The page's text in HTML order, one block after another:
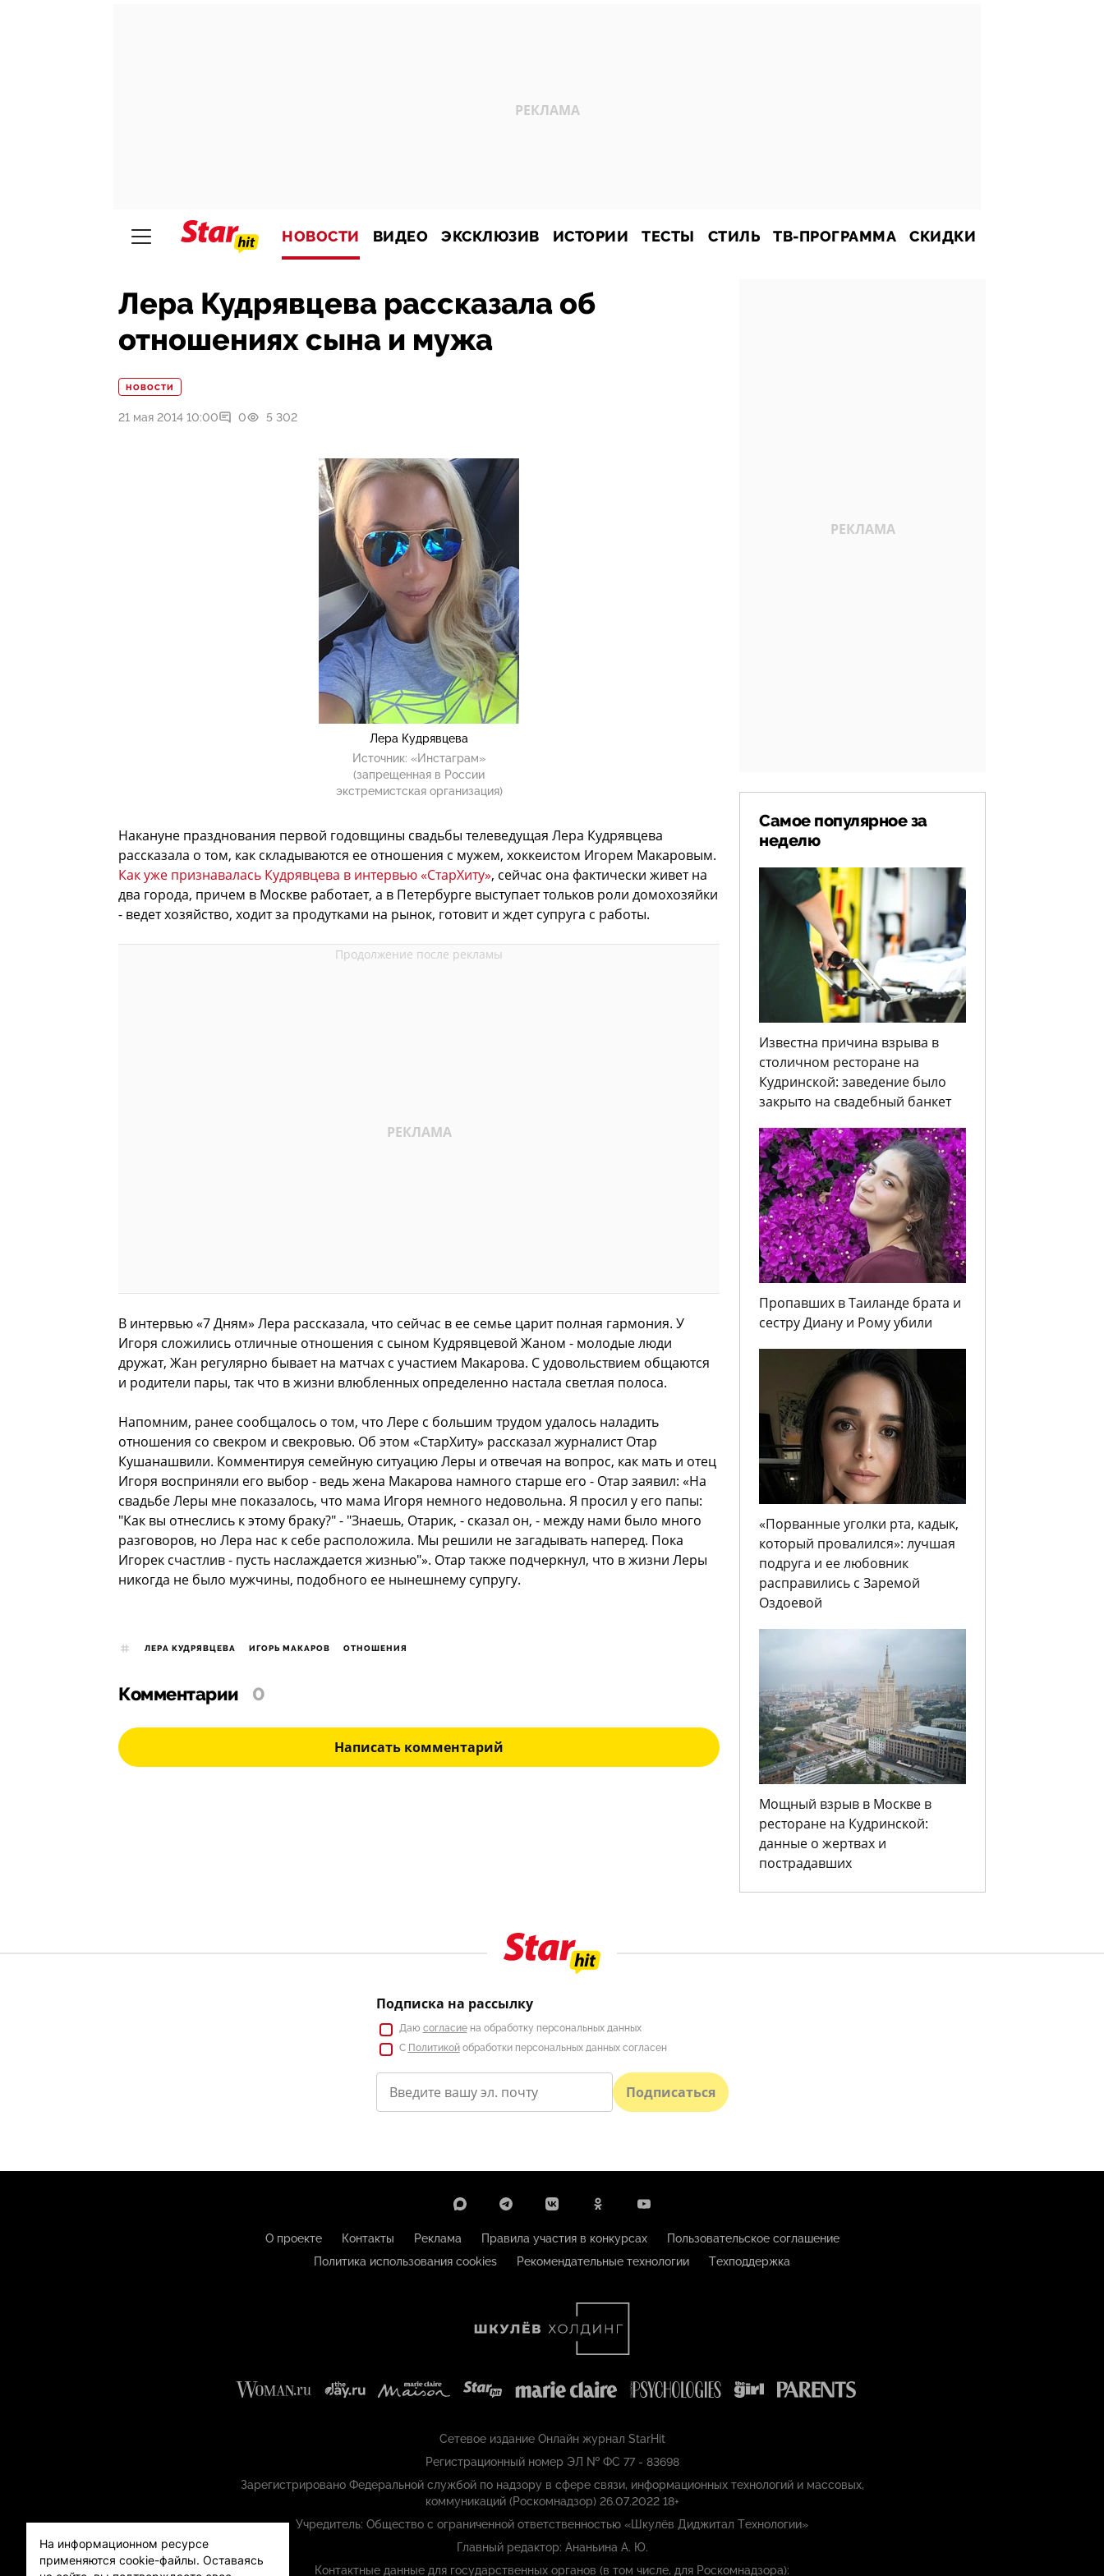
НОВОСТИ ВИДЕО ЭКСКЛЮЗИВ ИСТОРИИ ТЕСТЫ СТИЛЬ ТВ-ПРОГРАММА СКИДКИ
Лера Кудрявцева рассказала об
отношениях сына и мужа
НОВОСТИ
21 мая 2014 10:00 0 5 302
Лера Кудрявцева
Источник: «Инстаграм»
(запрещенная в России
экстремистская организация)
Накануне празднования первой годовщины свадьбы телеведущая Лера Кудрявцева
рассказала о том, как складываются ее отношения с мужем, хоккеистом Игорем Макаровым.
Как уже признавалась Кудрявцева в интервью «СтарХиту», сейчас она фактически живет на
два города, причем в Москве работает, а в Петербурге выступает тольков роли домохозяйки
- ведет хозяйство, ходит за продутками на рынок, готовит и ждет супруга с работы.
В интервью «7 Дням» Лера рассказала, что сейчас в ее семье царит полная гармония. У
Игоря сложились отличные отношения с сыном Кудрявцевой Жаном - молодые люди
дружат, Жан регулярно бывает на матчах с участием Макарова. С удовольствием общаются
и родители пары, так что в жизни влюбленных определенно настала светлая полоса.
Напомним, ранее сообщалось о том, что Лере с большим трудом удалось наладить
отношения со свекром и свекровью. Об этом «СтарХиту» рассказал журналист Отар
Кушанашвили. Комментируя семейную ситуацию Леры и отвечая на вопрос, как мать и отец
Игоря восприняли его выбор - ведь жена Макарова намного старше его - Отар заявил: «На
свадьбе Леры мне показалось, что мама Игоря немного недовольна. Я просил у его папы:
"Как вы отнеслись к этому браку?" - "Знаешь, Отарик, - сказал он, - между нами было много
разговоров, но Лера нас к себе расположила. Мы решили не загадывать наперед. Пока
Игорек счастлив - пусть наслаждается жизнью"». Отар также подчеркнул, что в жизни Леры
никогда не было мужчины, подобного ее нынешнему супругу.
ЛЕРА КУДРЯВЦЕВА ИГОРЬ МАКАРОВ ОТНОШЕНИЯ
Комментарии 0
Написать комментарий
Самое популярное за
неделю
Известна причина взрыва в
столичном ресторане на
Кудринской: заведение было
закрыто на свадебный банкет
Пропавших в Таиланде брата и
сестру Диану и Рому убили
«Порванные уголки рта, кадык,
который провалился»: лучшая
подруга и ее любовник
расправились с Заремой
Оздоевой
Мощный взрыв в Москве в
ресторане на Кудринской:
данные о жертвах и
пострадавших
Подписка на рассылку
Даю согласиена обработку персональных данных
С Политикойобработки персональных данных согласен
Подписаться
О проекте Контакты Реклама Правила участия в конкурсах
Пользовательское соглашение
Политика использования cookies
Рекомендательные технологии Техподдержка
Сетевое издание Онлайн журнал StarHit
Регистрационный номер ЭЛ № ФС 77 - 83698
Зарегистрировано Федеральной службой по надзору в сфере связи, информационных технологий и массовых,
коммуникаций (Роскомнадзор) 26.07.2022 18+
Учредитель: Общество с ограниченной ответственностью «Шкулёв Диджитал Технологии»
Главный редактор: Ананьина А. Ю.
Контактные данные для государственных органов (в том числе, для Роскомнадзора):
На информационном ресурсе
применяются cookie-файлы. Оставаясь